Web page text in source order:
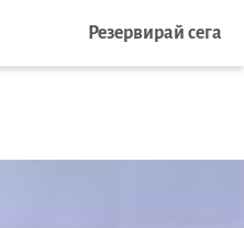
Резервирай сега